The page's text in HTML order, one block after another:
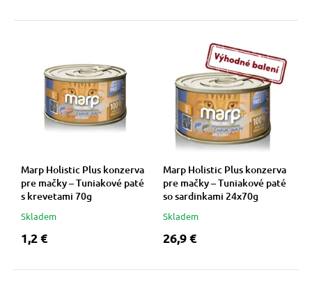
Marp Holistic Plus konzerva
pre mačky – Tuniakové paté
s krevetami 70g
Skladem
1,2 €
Marp Holistic Plus konzerva
pre mačky – Tuniakové paté
so sardinkami 24x70g
Skladem
26,9 €